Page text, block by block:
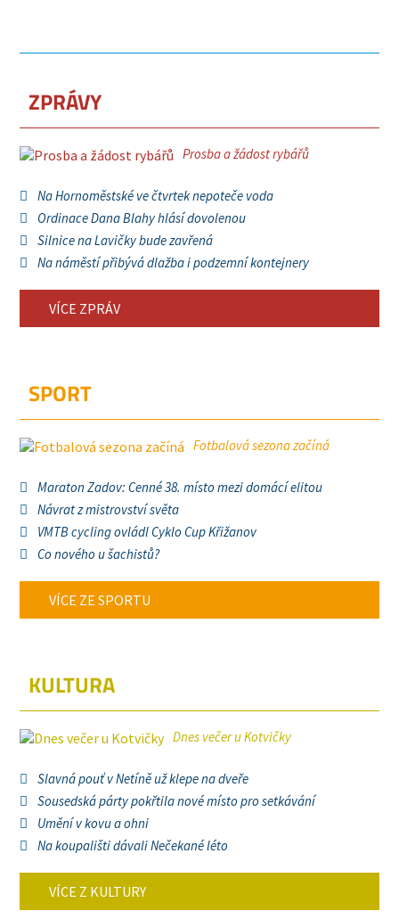
ZPRÁVY
Prosba a žádost rybářů
Na Hornoměstské ve čtvrtek nepoteče voda
Ordinace Dana Blahy hlásí dovolenou
Silnice na Lavičky bude zavřená
Na náměstí přibývá dlažba i podzemní kontejnery
VÍCE ZPRÁV
SPORT
Fotbalová sezona začíná
Maraton Zadov: Cenné 38. místo mezi domácí elitou
Návrat z mistrovství světa
VMTB cycling ovládl Cyklo Cup Křižanov
Co nového u šachistů?
VÍCE ZE SPORTU
KULTURA
Dnes večer u Kotvičky
Slavná pouť v Netíně už klepe na dveře
Sousedská párty pokřtila nové místo pro setkávání
Umění v kovu a ohni
Na koupališti dávali Nečekané léto
VÍCE Z KULTURY